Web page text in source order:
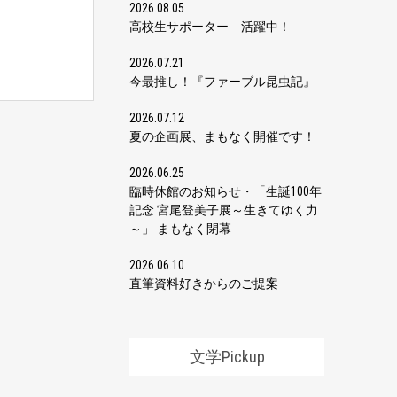
2026.08.05
高校生サポーター 活躍中！
2026.07.21
今最推し！『ファーブル昆虫記』
2026.07.12
夏の企画展、まもなく開催です！
2026.06.25
臨時休館のお知らせ・「生誕100年
記念 宮尾登美子展～生きてゆく力
～」 まもなく閉幕
2026.06.10
直筆資料好きからのご提案
文学Pickup